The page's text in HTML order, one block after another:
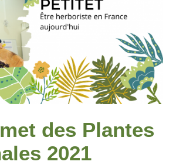
des Plantes
2021